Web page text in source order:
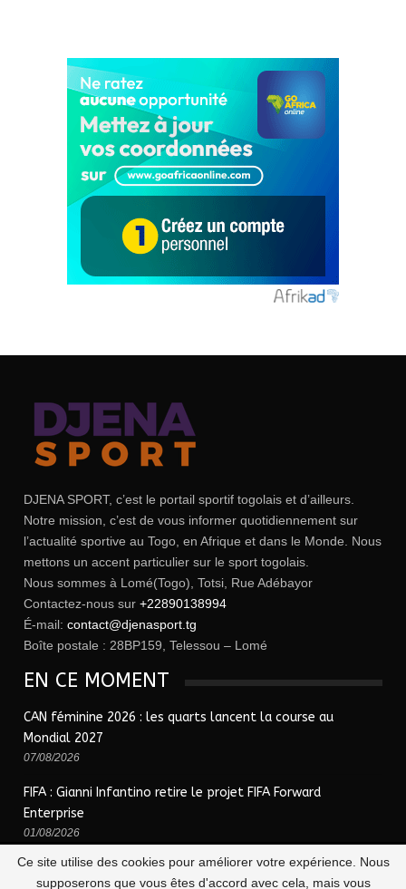
DJENA SPORT, c’est le portail sportif togolais et d’ailleurs.
Notre mission, c’est de vous informer quotidiennement sur
l’actualité sportive au Togo, en Afrique et dans le Monde. Nous
mettons un accent particulier sur le sport togolais.
Nous sommes à Lomé(Togo), Totsi, Rue Adébayor
Contactez-nous sur +22890138994
É-mail: contact@djenasport.tg
Boîte postale : 28BP159, Telessou – Lomé
EN CE MOMENT
CAN féminine 2026 : les quarts lancent la course au
Mondial 2027
07/08/2026
FIFA : Gianni Infantino retire le projet FIFA Forward
Enterprise
01/08/2026
© 2026 - Djena Sport | le sport togolais en un clic !. Tous Droits Réservés.
Ce site utilise des cookies pour améliorer votre expérience. Nous
supposerons que vous êtes d'accord avec cela, mais vous